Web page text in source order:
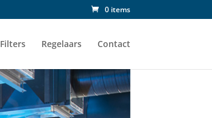
0 items
Filters Regelaars Contact